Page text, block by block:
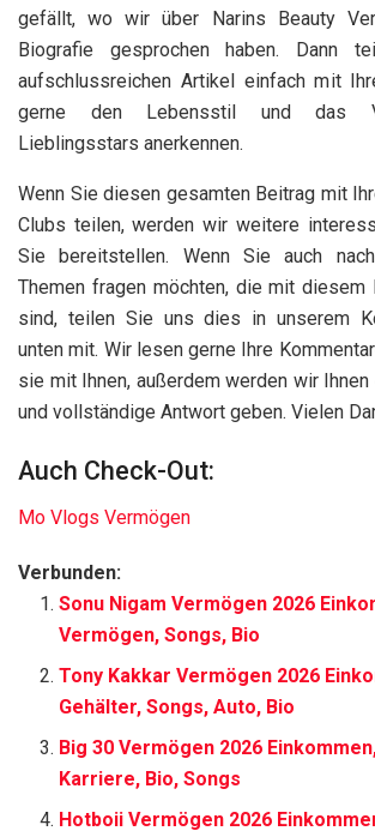
gefällt, wo wir über Narins Beauty
Biografie gesprochen haben. Dann
aufschlussreichen Artikel einfach mit
gerne den Lebensstil und das
Lieblingsstars anerkennen.
Wenn Sie diesen gesamten Beitrag mit
Clubs teilen, werden wir weitere
Sie bereitstellen. Wenn Sie auch nach
Themen fragen möchten, die mit diesem
sind, teilen Sie uns dies in unserem
unten mit. Wir lesen gerne Ihre
sie mit Ihnen, außerdem werden wir
und vollständige Antwort geben. Vielen
Auch Check-Out:
Mo Vlogs Vermögen
Verbunden:
Sonu Nigam Vermögen 2026
Vermögen, Songs, Bio
Tony Kakkar Vermögen 2026
Gehälter, Songs, Auto, Bio
Big 30 Vermögen 2026
Karriere, Bio, Songs
Hotboii Vermögen 2026